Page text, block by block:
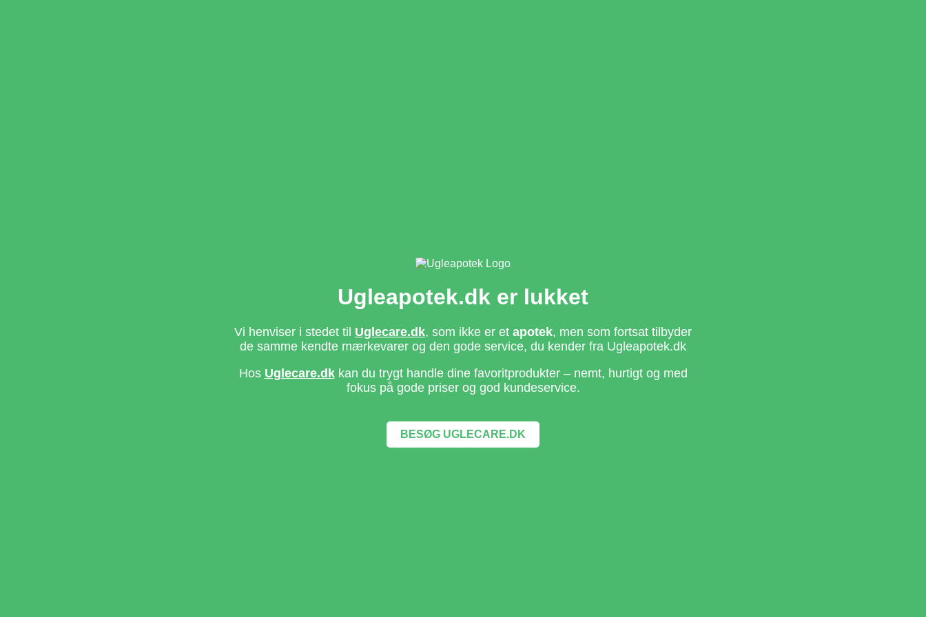
Ugleapotek.dk er lukket
Vi henviser i stedet til Uglecare.dk, som ikke er et apotek, men som fortsat tilbyder
de samme kendte mærkevarer og den gode service, du kender fra Ugleapotek.dk
Hos Uglecare.dkkan du trygt handle dine favoritprodukter – nemt, hurtigt og med
fokus på gode priser og god kundeservice.
BESØG UGLECARE.DK